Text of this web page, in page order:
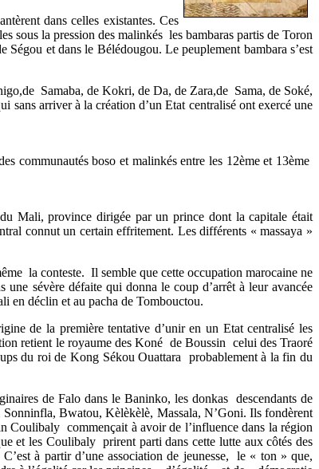
dans celles existantes. Ces
sous la pression des malinkés les bambaras partis de Toron
et dans le Bélédougou. Le peuplement bambara s’est
Samaba, de Kokri, de Da, de Zara,de Sama, de Soké,
arriver à la création d’un Etat centralisé ont exercé une
communautés boso et malinkés entre les 12ème et 13ème
Mali, province dirigée par un prince dont la capitale était
connut un certain effritement. Les différents « massaya »
la conteste. Il semble que cette occupation marocaine ne
sévère défaite qui donna le coup d’arrêt à leur avancée
en déclin et au pacha de Tombouctou.
de la première tentative d’unir en un Etat centralisé les
retient le royaume des Koné de Boussin celui des Traoré
du roi de Kong Sékou Ouattara probablement à la fin du
de Falo dans le Baninko, les donkas descendants de
Bwatou, Kèlèkèlè, Massala, N’Goni. Ils fondèrent
Coulibaly commençait à avoir de l’influence dans la région
et les Coulibaly prirent parti dans cette lutte aux côtés des
à partir d’une association de jeunesse, le « ton » que,